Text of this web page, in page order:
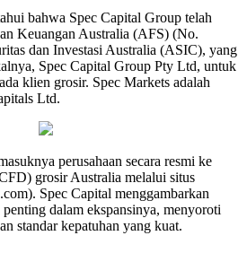
bahwa Spec Capital Group telah
Keuangan Australia (AFS) (No.
dan Investasi Australia (ASIC), yang
Spec Capital Group Pty Ltd, untuk
klien grosir. Spec Markets adalah
Ltd.
perusahaan secara resmi ke
grosir Australia melalui situs
Spec Capital menggambarkan
dalam ekspansinya, menyoroti
standar kepatuhan yang kuat.